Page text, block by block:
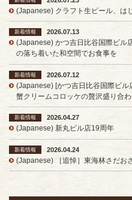
(Japanese) クラフト生ビール、は
新着情報
2026.07.13
(Japanese) かつ吉日比谷国際ビル
の落ち着いた和空間でお食事を
新着情報
2026.07.12
(Japanese) [かつ吉日比谷国際ビル
蟹クリームコロッケの贅沢盛り合
新着情報
2026.04.27
(Japanese) 新丸ビル店19周年
新着情報
2026.04.24
(Japanese) ［追悼］東海林さだお